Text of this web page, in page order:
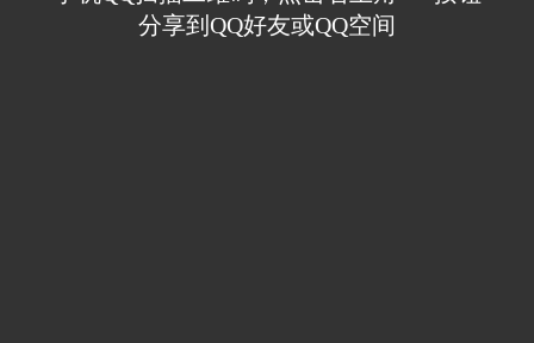
分享到QQ好友或QQ空间